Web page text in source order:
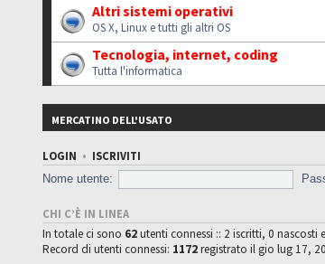
Altri sistemi operativi
OS X, Linux e tutti gli altri OS
Tecnologia, internet, coding
Tutta l'informatica
MERCATINO DELL'USATO
LOGIN • ISCRIVITI
Nome utente:
CHI C’È IN LINEA
In totale ci sono 62utenti connessi :: 2 iscritti, 0
Record di utenti connessi: 1172registrato il gio lug 17,